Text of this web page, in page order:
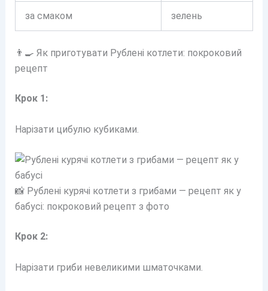
за смаком зелень
👨‍🍳 Як приготувати Рублені котлети: покроковий
рецепт
Крок 1:
Нарізати цибулю кубиками.
📸 Рублені курячі котлети з грибами — рецепт як у
бабусі: покроковий рецепт з фото
Крок 2:
Нарізати гриби невеликими шматочками.